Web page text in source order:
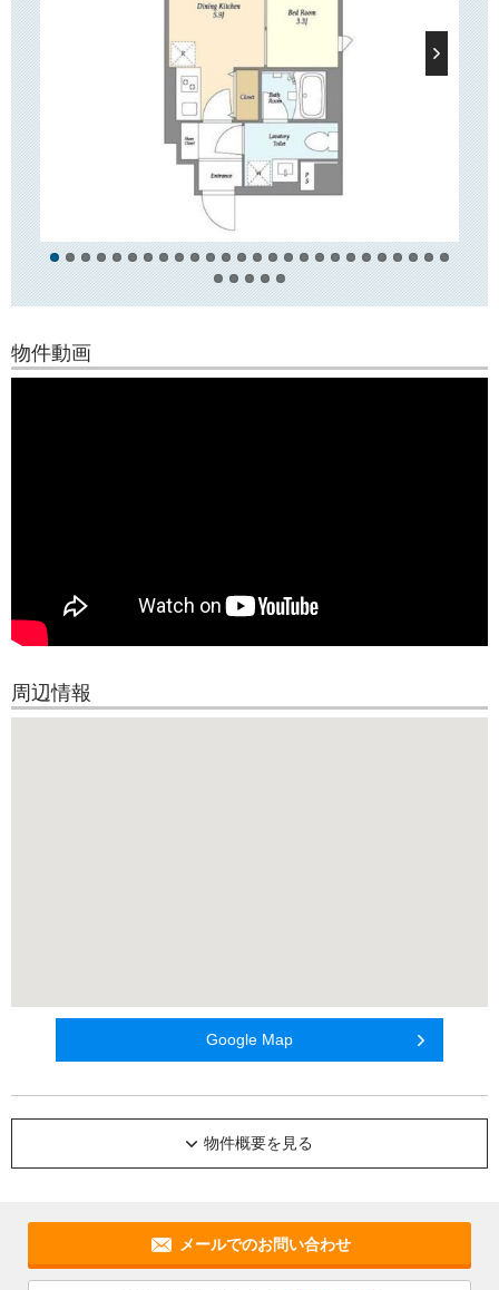
で月々の通信費を節約可能！
お部屋はフロアごとに異なる色調になっており、奇数階はライトブラウ
ン、偶数階はダークブラウンでカラーコーディネートされています！
「GRANSITE東大前」は大通り沿いに面して建っており、近隣にはスー
パー「リコス」がございます。
東京大学本郷キャンパス至近！
物件動画
周辺情報
Google Map
物件概要を見る
メールでのお問い合わせ